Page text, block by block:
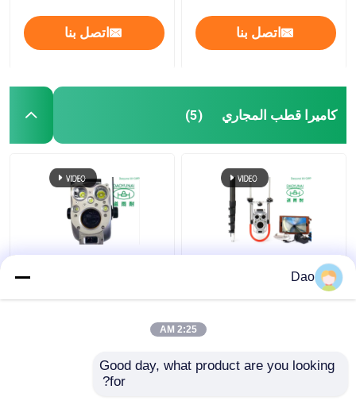
اتصل بنا اتصل بنا
كاميرا قطب المجاري (5)
كاميرا فحص العمود
التلسكوبي لنظام فحص
الصرف مياه العواصف
Dao
2:25 AM
Good day, what product are you looking
for?